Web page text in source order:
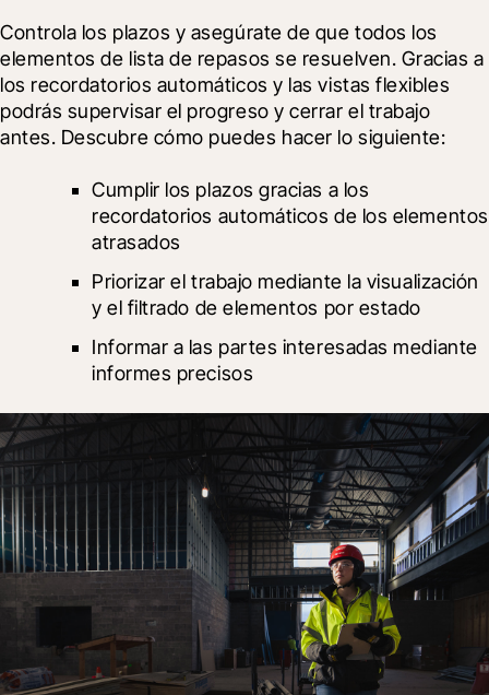
Controla los plazos y asegúrate de que todos los
elementos de lista de repasos se resuelven. Gracias a
los recordatorios automáticos y las vistas flexibles
podrás supervisar el progreso y cerrar el trabajo
antes. Descubre cómo puedes hacer lo siguiente:
Cumplir los plazos gracias a los
recordatorios automáticos de los elementos
atrasados
Priorizar el trabajo mediante la visualización
y el filtrado de elementos por estado
Informar a las partes interesadas mediante
informes precisos